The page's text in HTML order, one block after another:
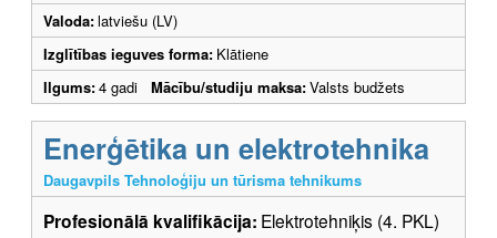
Valoda:latviešu (LV)
Izglītības ieguves forma: Klātiene
Ilgums:4 gadi Mācību/studiju maksa:Valsts budžets
Enerģētika un elektrotehnika
Daugavpils Tehnoloģiju un tūrisma tehnikums
Profesionālā kvalifikācija: Elektrotehniķis (4. PKL)